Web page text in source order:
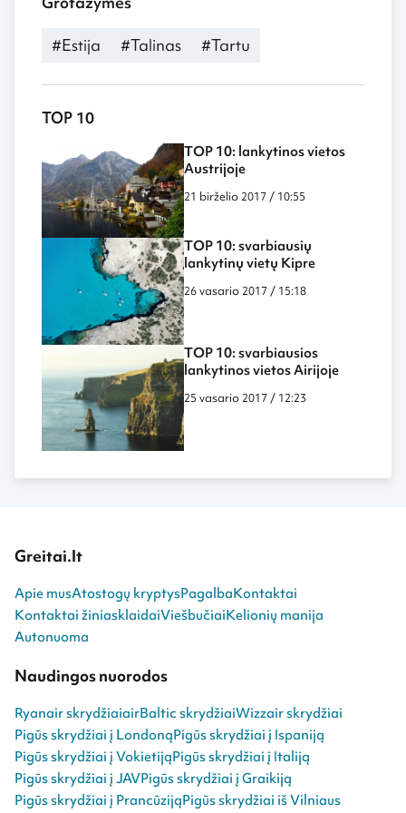
#Estija #Talinas #Tartu
TOP 10
TOP 10: lankytinos vietos
Austrijoje
21 birželio 2017 / 10:55
TOP 10: svarbiausių
lankytinų vietų Kipre
26 vasario 2017 / 15:18
TOP 10: svarbiausios
lankytinos vietos Airijoje
25 vasario 2017 / 12:23
Greitai.lt
Apie musAtostogų kryptysPagalbaKontaktai
Kontaktai žiniasklaidaiViešbučiaiKelionių manija
Autonuoma
Naudingos nuorodos
Ryanair skrydžiaiairBaltic skrydžiaiWizzair skrydžiai
Pigūs skrydžiai į LondonąPigūs skrydžiai į Ispaniją
Pigūs skrydžiai į VokietijąPigūs skrydžiai į Italiją
Pigūs skrydžiai į JAVPigūs skrydžiai į Graikiją
Pigūs skrydžiai į PrancūzijąPigūs skrydžiai iš Vilniaus